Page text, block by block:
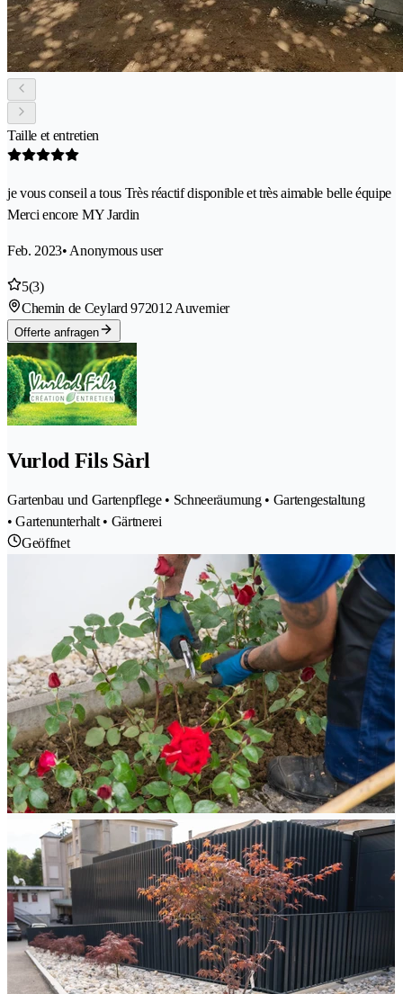
Taille et entretien
je vous conseil a tous Très réactif disponible et très aimable belle équipe
Merci encore MY Jardin
Feb. 2023• Anonymous user
5(3)
Chemin de Ceylard 972012 Auvernier
Offerte anfragen
Vurlod Fils Sàrl
Gartenbau und Gartenpflege • Schneeräumung • Gartengestaltung
• Gartenunterhalt • Gärtnerei
Geöffnet